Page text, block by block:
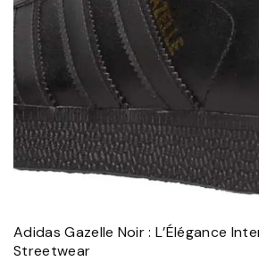
Adidas Gazelle Noir : L’Élégance
Streetwear